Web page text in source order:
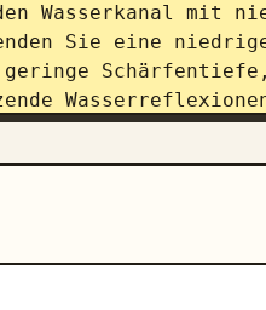
Wasserkanal mit
Sie eine
die